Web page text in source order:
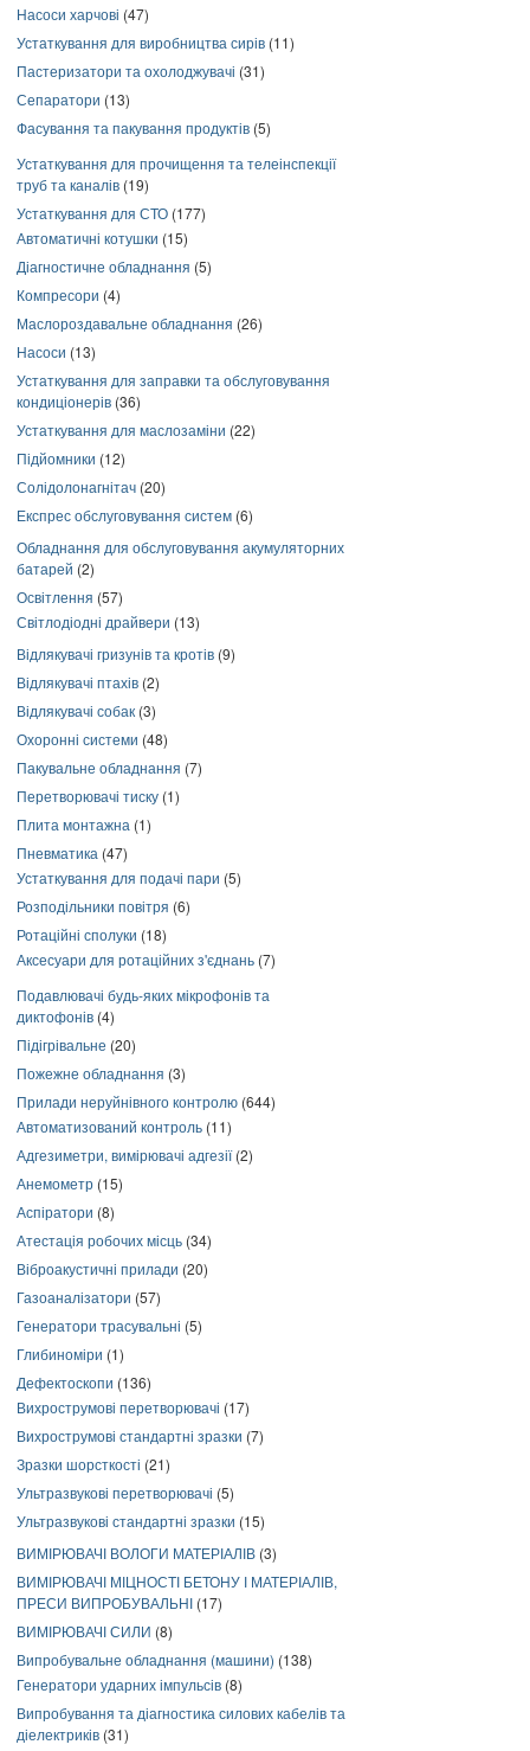
Насоси харчові (47)
Устаткування для виробництва сирів (11)
Пастеризатори та охолоджувачі (31)
Сепаратори (13)
Фасування та пакування продуктів (5)
Устаткування для прочищення та телеінспекції
труб та каналів (19)
Устаткування для СТО (177)
Автоматичні котушки (15)
Діагностичне обладнання (5)
Компресори (4)
Маслороздавальне обладнання (26)
Насоси (13)
Устаткування для заправки та обслуговування
кондиціонерів (36)
Устаткування для маслозаміни (22)
Підйомники (12)
Солідолонагнітач (20)
Експрес обслуговування систем (6)
Обладнання для обслуговування акумуляторних
батарей (2)
Освітлення (57)
Світлодіодні драйвери (13)
Відлякувачі гризунів та кротів (9)
Відлякувачі птахів (2)
Відлякувачі собак (3)
Охоронні системи (48)
Пакувальне обладнання (7)
Перетворювачі тиску (1)
Плита монтажна (1)
Пневматика (47)
Устаткування для подачі пари (5)
Розподільники повітря (6)
Ротаційні сполуки (18)
Аксесуари для ротаційних з'єднань (7)
Подавлювачі будь-яких мікрофонів та
диктофонів (4)
Підігрівальне (20)
Пожежне обладнання (3)
Прилади неруйнівного контролю (644)
Автоматизований контроль (11)
Адгезиметри, вимірювачі адгезії(2)
Анемометр (15)
Аспіратори (8)
Атестація робочих місць (34)
Віброакустичні прилади (20)
Газоаналізатори (57)
Генератори трасувальні (5)
Глибиноміри (1)
Дефектоскопи (136)
Вихрострумові перетворювачі (17)
Вихрострумові стандартні зразки (7)
Зразки шорсткості (21)
Ультразвукові перетворювачі (5)
Ультразвукові стандартні зразки (15)
ВИМІРЮВАЧІ ВОЛОГИ МАТЕРІАЛІВ (3)
ВИМІРЮВАЧІ МІЦНОСТІ БЕТОНУ І МАТЕРІАЛІВ,
ПРЕСИ ВИПРОБУВАЛЬНІ (17)
ВИМІРЮВАЧІ СИЛИ (8)
Випробувальне обладнання (машини) (138)
Генератори ударних імпульсів (8)
Випробування та діагностика силових кабелів та
діелектриків (31)